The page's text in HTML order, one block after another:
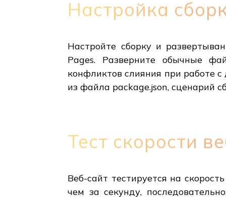
Настройка
Настройте сборку и
Pages. Разверните обычные
конфликтов слияния при работе
из файла package.json, сценарий
Тест скорости
Веб-сайт тестируется на
чем за секунду,